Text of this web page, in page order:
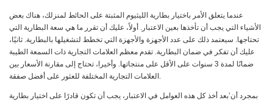
عندما يتعلق الأمر باختيار بطارية الليثيوم المثبتة على الحائط لمنزلك، هناك بعض
الأشياء التي يجب أن تأخذها بعين الاعتبار. أولاً، عليك أن تقرر ما هي سعة البطارية التي
تحتاجها. سيعتمد ذلك على عدد الأجهزة والأجهزة التي تخطط لتشغيلها بالبطارية. ثانيًا،
عليك أن تفكر في ضمان البطارية. تقدم معظم العلامات التجارية ذات السمعة الطيبة
ضمانًا لمدة 3 سنوات على الأقل على منتجاتها. وأخيرا، تحتاج إلى مقارنة الأسعار بين
العلامات التجارية المختلفة للعثور على أفضل صفقة.
بمجرد أن’بعد أخذ كل هذه العوامل في الاعتبار، يجب أن تكون قادرًا على اختيار بطارية